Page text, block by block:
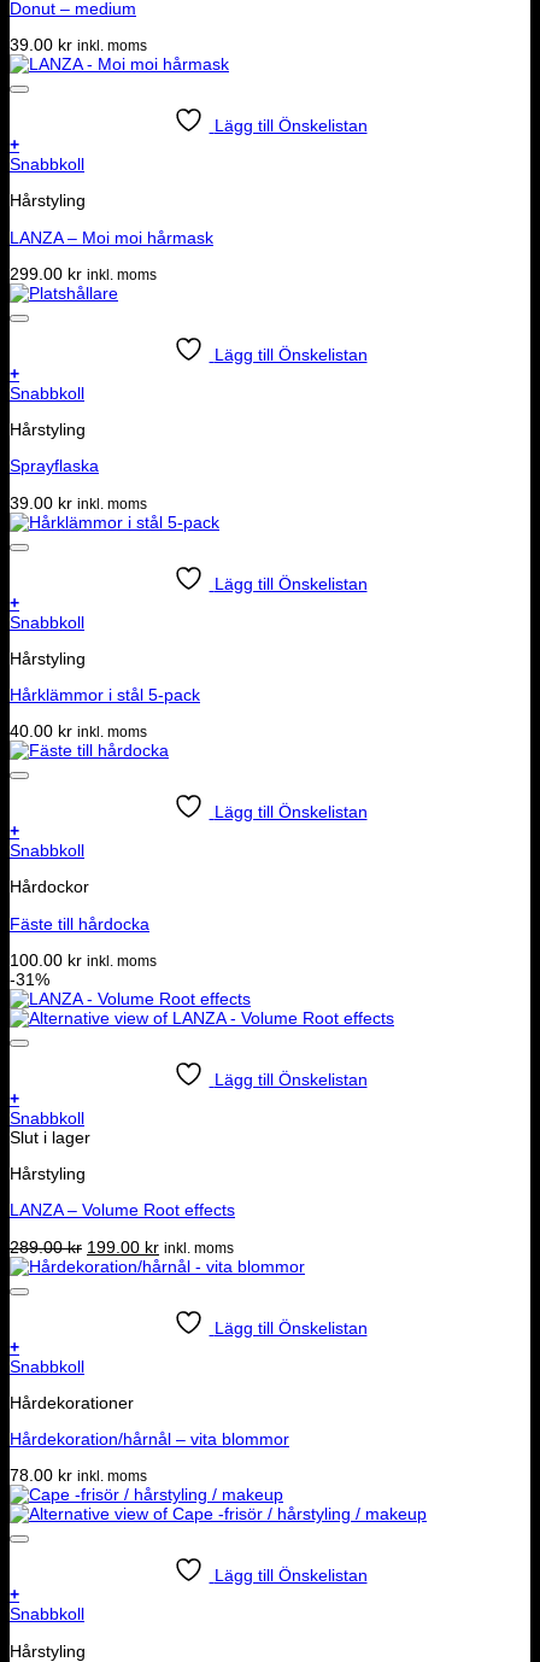
Donut – medium
39.00 kr inkl. moms
Lägg till Önskelistan
+
Snabbkoll
Hårstyling
LANZA – Moi moi hårmask
299.00 kr inkl. moms
Lägg till Önskelistan
+
Snabbkoll
Hårstyling
Sprayflaska
39.00 kr inkl. moms
Lägg till Önskelistan
+
Snabbkoll
Hårstyling
Hårklämmor i stål 5-pack
40.00 kr inkl. moms
Lägg till Önskelistan
+
Snabbkoll
Hårdockor
Fäste till hårdocka
100.00 kr inkl. moms
-31%
Lägg till Önskelistan
+
Snabbkoll
Slut i lager
Hårstyling
LANZA – Volume Root effects
289.00kr Det
ursprungliga
199.00 krDet
nuvarande
199.00 kr.
inkl. moms
Lägg till Önskelistan
+
Snabbkoll
Hårdekorationer
Hårdekoration/hårnål – vita blommor
78.00 kr inkl. moms
Lägg till Önskelistan
+
Snabbkoll
Hårstyling